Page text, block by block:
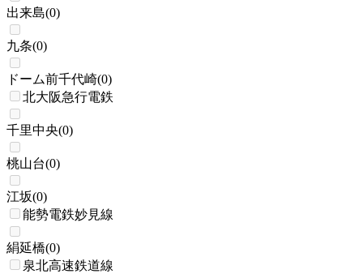
出来島(0)
九条(0)
ドーム前千代崎(0)
北大阪急行電鉄
千里中央(0)
桃山台(0)
江坂(0)
能勢電鉄妙見線
絹延橋(0)
泉北高速鉄道線